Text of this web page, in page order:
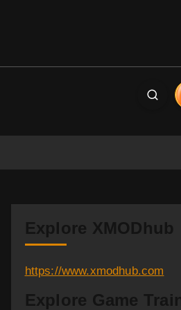
Explore XMODhub
https://www.xmodhub.com
Explore Game